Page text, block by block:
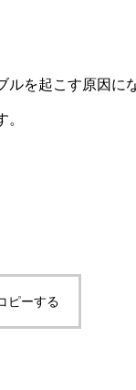
を起こす原因に
ピーする